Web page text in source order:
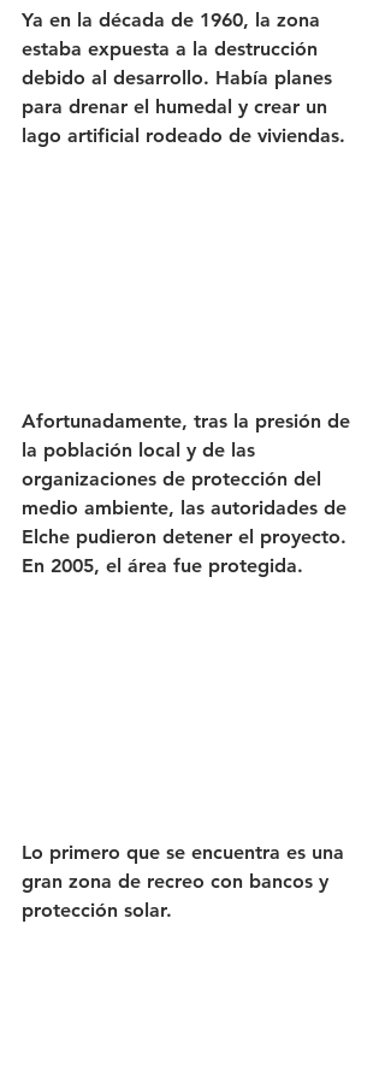
Ya en la década de 1960, la zona
estaba expuesta a la destrucción
debido al desarrollo. Había planes
para drenar el humedal y crear un
lago artificial rodeado de viviendas.
Afortunadamente, tras la presión de
la población local y de las
organizaciones de protección del
medio ambiente, las autoridades de
Elche pudieron detener el proyecto.
En 2005, el área fue protegida.
Lo primero que se encuentra es una
gran zona de recreo con bancos y
protección solar.